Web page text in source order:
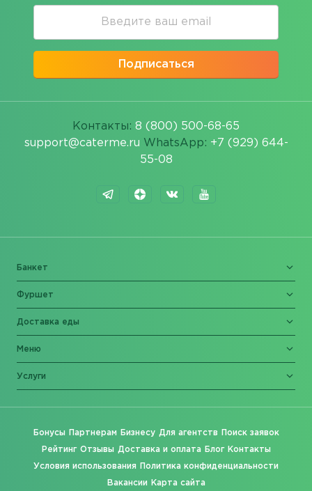
Подписаться
Контакты: 8 (800) 500-68-65
support@caterme.ru WhatsApp: +7 (929) 644-
55-08
Банкет
Фуршет
Доставка еды
Меню
Услуги
Бонусы Партнерам Бизнесу Для агентств Поиск заявок
Рейтинг Отзывы Доставка и оплата Блог Контакты
Условия использования Политика конфиденциальности
Вакансии Карта сайта